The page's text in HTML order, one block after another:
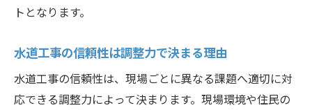
トとなります。
水道工事の信頼性は調整力で決まる理由
水道工事の信頼性は、現場ごとに異なる課題へ適切に対
応できる調整力によって決まります。現場環境や住民の